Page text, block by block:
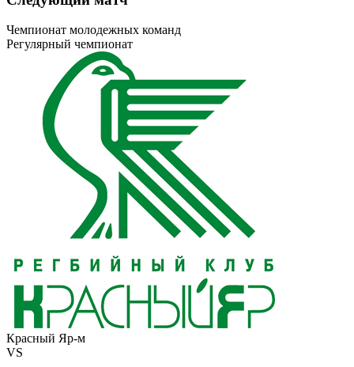
Чемпионат молодежных команд
Регулярный чемпионат
Красный Яр-м
VS